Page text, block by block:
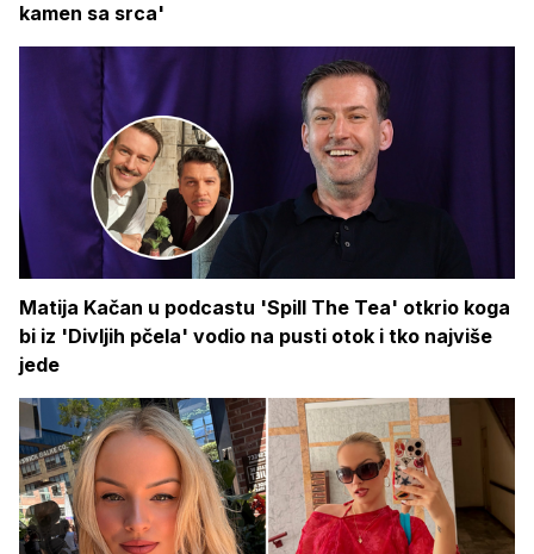
kamen sa srca'
Matija Kačan u podcastu 'Spill The Tea' otkrio koga
bi iz 'Divljih pčela' vodio na pusti otok i tko najviše
jede